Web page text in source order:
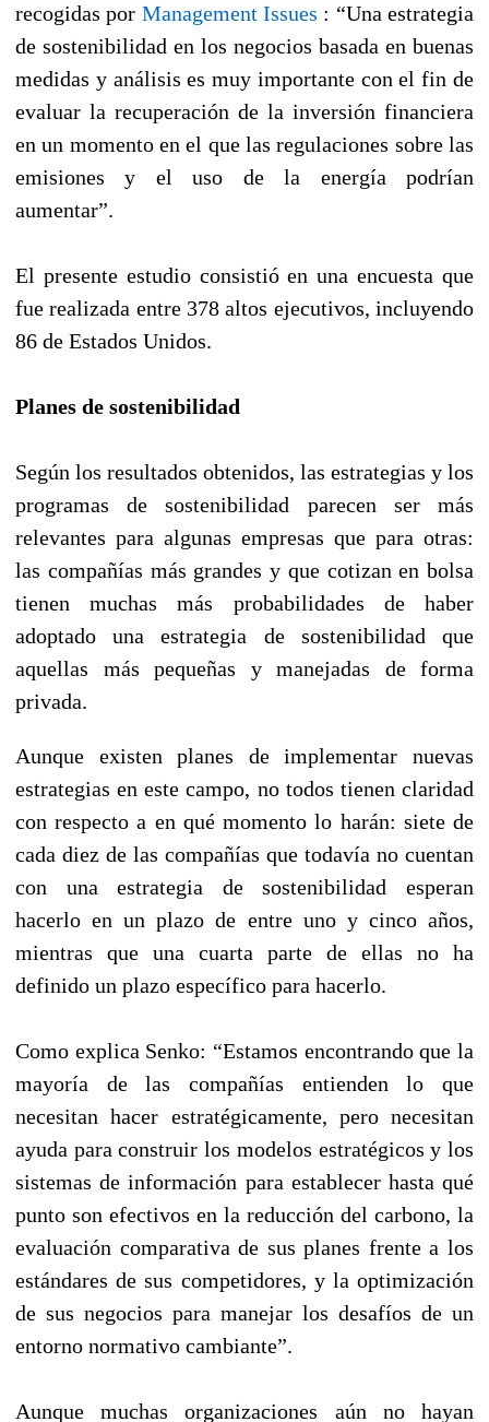
recogidas por Management Issues : “Una estrategia
de sostenibilidad en los negocios basada en buenas
medidas y análisis es muy importante con el fin de
evaluar la recuperación de la inversión financiera
en un momento en el que las regulaciones sobre las
emisiones y el uso de la energía podrían
aumentar”.
El presente estudio consistió en una encuesta que
fue realizada entre 378 altos ejecutivos, incluyendo
86 de Estados Unidos.
Planes de sostenibilidad
Según los resultados obtenidos, las estrategias y los
programas de sostenibilidad parecen ser más
relevantes para algunas empresas que para otras:
las compañías más grandes y que cotizan en bolsa
tienen muchas más probabilidades de haber
adoptado una estrategia de sostenibilidad que
aquellas más pequeñas y manejadas de forma
privada.
Aunque existen planes de implementar nuevas
estrategias en este campo, no todos tienen claridad
con respecto a en qué momento lo harán: siete de
cada diez de las compañías que todavía no cuentan
con una estrategia de sostenibilidad esperan
hacerlo en un plazo de entre uno y cinco años,
mientras que una cuarta parte de ellas no ha
definido un plazo específico para hacerlo.
Como explica Senko: “Estamos encontrando que la
mayoría de las compañías entienden lo que
necesitan hacer estratégicamente, pero necesitan
ayuda para construir los modelos estratégicos y los
sistemas de información para establecer hasta qué
punto son efectivos en la reducción del carbono, la
evaluación comparativa de sus planes frente a los
estándares de sus competidores, y la optimización
de sus negocios para manejar los desafíos de un
entorno normativo cambiante”.
Aunque muchas organizaciones aún no hayan